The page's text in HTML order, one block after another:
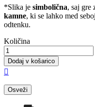
*Slika je simbolična, saj gre
kamne, ki se lahko med
odtenku.
Količina
Dodaj v košarico
